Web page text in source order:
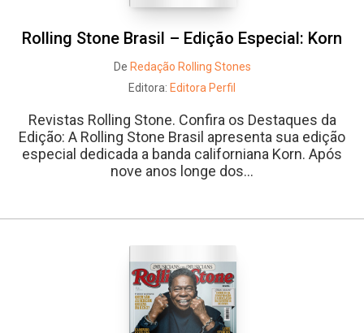
Rolling Stone Brasil – Edição Especial: Korn
De Redação Rolling Stones
Editora: Editora Perfil
Revistas Rolling Stone. Confira os Destaques da
Edição: A Rolling Stone Brasil apresenta sua edição
especial dedicada a banda californiana Korn. Após
nove anos longe dos...